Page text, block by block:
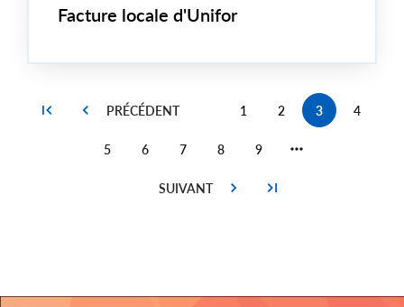
Facture locale d'Unifor
Page
1 Page
2
Current
3 Page
4
Page
5 Page
6 Page
7 Page
8 Page
9